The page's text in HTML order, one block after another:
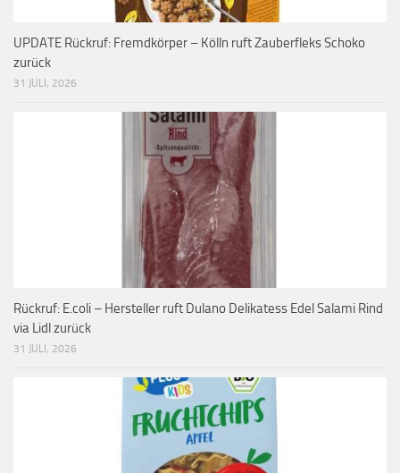
UPDATE Rückruf: Fremdkörper – Kölln ruft Zauberfleks Schoko
zurück
31 JULI, 2026
Rückruf: E.coli – Hersteller ruft Dulano Delikatess Edel Salami Rind
via Lidl zurück
31 JULI, 2026